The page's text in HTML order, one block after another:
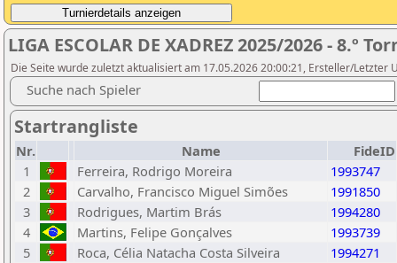
LIGA ESCOLAR DE XADREZ 2025/2026 - 8.º
Die Seite wurde zuletzt aktualisiert am 17.05.2026 20:00:21, Ersteller/Letzter
Suche nach Spieler
Startrangliste
Nr. Name
FideID
1
Ferreira, Rodrigo Moreira
1993747
2
Carvalho, Francisco Miguel Simões
1991850
3
Rodrigues, Martim Brás
1994280
4
Martins, Felipe Gonçalves
1993739
5
Roca, Célia Natacha Costa Silveira
1994271